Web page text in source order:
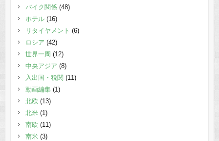
バイク関係(48)
ホテル(16)
リタイヤメント (6)
ロシア (42)
世界一周 (12)
中央アジア (8)
入出国・税関 (11)
動画編集 (1)
北欧 (13)
北米(1)
南欧 (11)
南米(3)